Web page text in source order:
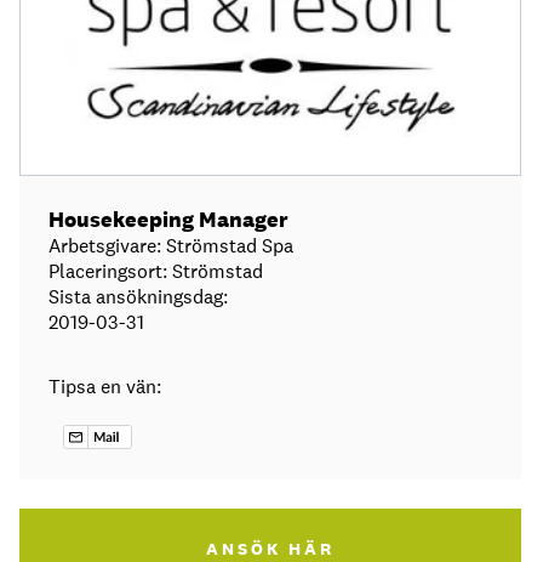
Housekeeping Manager
Arbetsgivare: Strömstad Spa
Placeringsort: Strömstad
Sista ansökningsdag:
2019-03-31
Tipsa en vän:
ANSÖK HÄR